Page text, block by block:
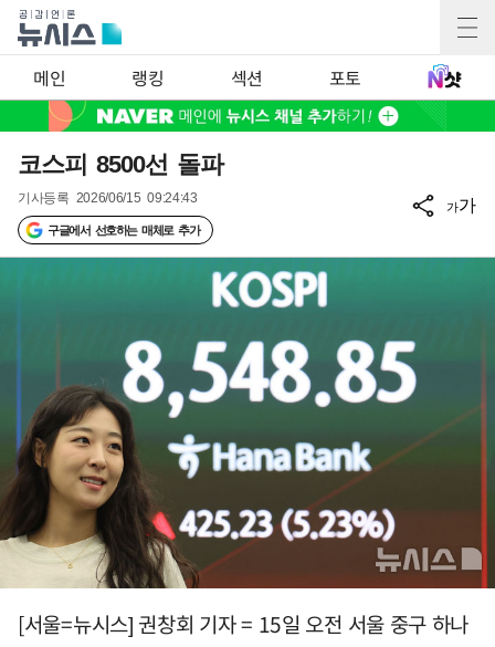
메인 랭킹 섹션 포토
코스피 8500선 돌파
기사등록 2026/06/15 09:24:43
구글에서 선호하는 매체로 추가
가가
[서울=뉴시스] 권창회 기자 = 15일 오전 서울 중구 하나